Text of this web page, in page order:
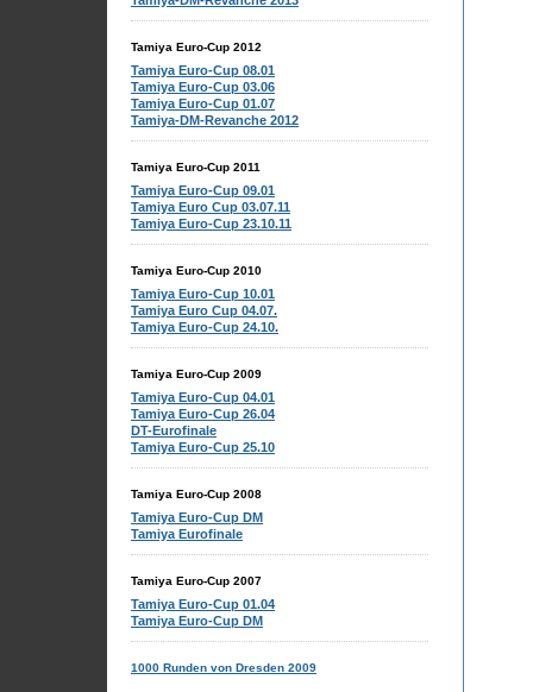
Tamiya Euro-Cup 2012
Tamiya Euro-Cup 08.01
Tamiya Euro-Cup 03.06
Tamiya Euro-Cup 01.07
Tamiya-DM-Revanche 2012
Tamiya Euro-Cup 2011
Tamiya Euro-Cup 09.01
Tamiya Euro Cup 03.07.11
Tamiya Euro-Cup 23.10.11
Tamiya Euro-Cup 2010
Tamiya Euro-Cup 10.01
Tamiya Euro Cup 04.07.
Tamiya Euro-Cup 24.10.
Tamiya Euro-Cup 2009
Tamiya Euro-Cup 04.01
Tamiya Euro-Cup 26.04
DT-Eurofinale
Tamiya Euro-Cup 25.10
Tamiya Euro-Cup 2008
Tamiya Euro-Cup DM
Tamiya Eurofinale
Tamiya Euro-Cup 2007
Tamiya Euro-Cup 01.04
Tamiya Euro-Cup DM
1000 Runden von Dresden 2009